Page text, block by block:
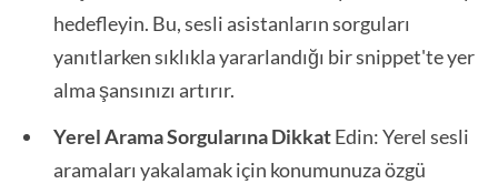
hedefleyin. Bu, sesli asistanların sorguları
yanıtlarken sıklıkla yararlandığı bir snippet'te yer
alma şansınızı artırır.
Yerel Arama Sorgularına DikkatEdin: Yerel sesli
aramaları yakalamak için konumunuza özgü